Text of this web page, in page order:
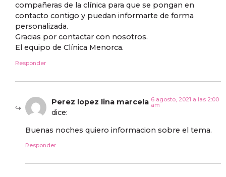
compañeras de la clínica para que se pongan en
contacto contigo y puedan informarte de forma
personalizada.
Gracias por contactar con nosotros.
El equipo de Clínica Menorca.
Responder
Perez lopez lina marcela
dice:
6 agosto, 2021 a las 2:00
am
Buenas noches quiero informacion sobre el tema.
Responder